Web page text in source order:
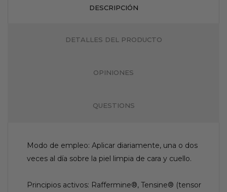
DESCRIPCIÓN
DETALLES DEL PRODUCTO
OPINIONES
QUESTIONS
Modo de empleo: Aplicar diariamente, una o dos
veces al día sobre la piel limpia de cara y cuello.
Principios activos: Raffermine®, Tensine® (tensor